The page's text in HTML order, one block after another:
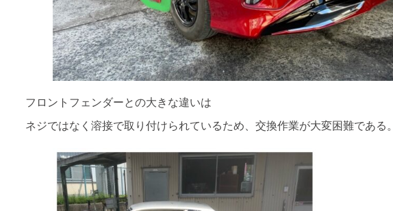
フロントフェンダーとの大きな違いは
ネジではなく溶接で取り付けられているため、交換作業が大変困難である。